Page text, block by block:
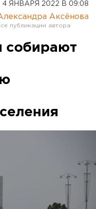
4 ЯНВАРЯ 2022 В 09:08
Аксёнова
собирают